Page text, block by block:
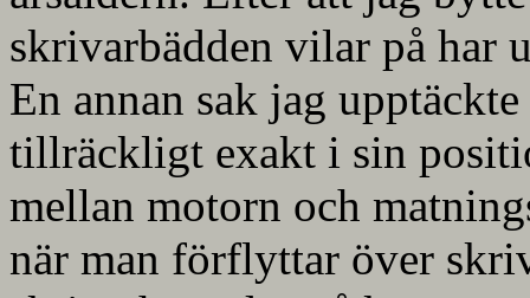
skrivarbädden vilar på har
En annan sak jag
tillräckligt exakt i sin
mellan motorn och
när man förflyttar över